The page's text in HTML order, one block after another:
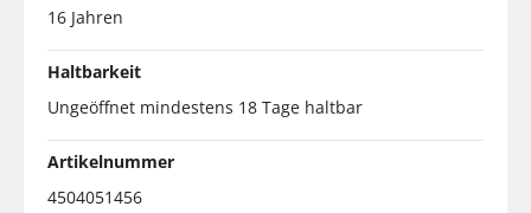
16 Jahren
Haltbarkeit
Ungeöffnet mindestens 18 Tage haltbar
Artikelnummer
4504051456